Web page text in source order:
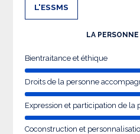
L'ESSMS
LA PERSONNE
Bientraitance et éthique
Droits de la personne
Expression et participation de la
Coconstruction et